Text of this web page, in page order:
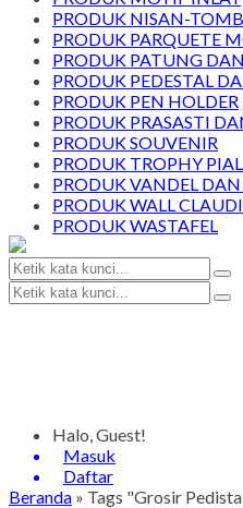
PRODUK NISAN-
PRODUK PARQUETE
PRODUK PATUNG
PRODUK PEDESTAL
PRODUK PEN HOLDER
PRODUK PRASASTI
PRODUK SOUVENIR
PRODUK TROPHY
PRODUK VANDEL
PRODUK WALL
PRODUK WASTAFEL
Halo, Guest!
Masuk
Daftar
Beranda » Tags "Grosir